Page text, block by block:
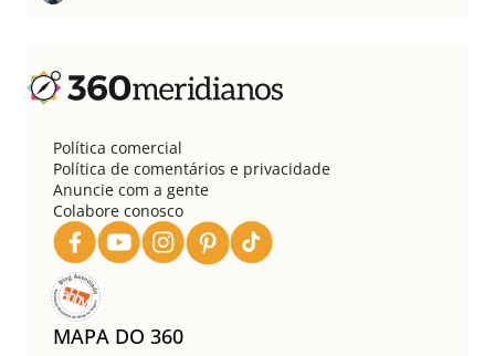
Política comercial
Política de comentários e privacidade
Anuncie com a gente
Colabore conosco
MAPA DO 360